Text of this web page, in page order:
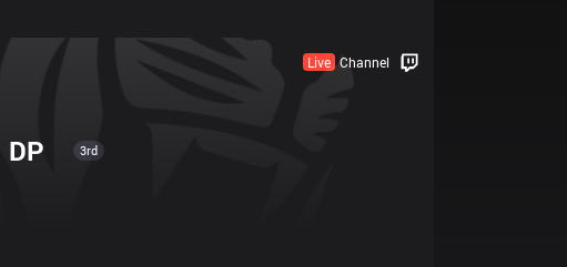
Live Channel
DP 3rd